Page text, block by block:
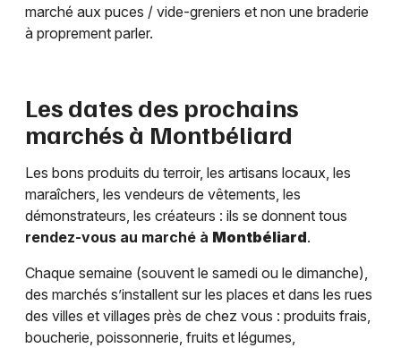
marché aux puces / vide-greniers et non une braderie
à proprement parler.
Les dates des prochains
marchés à Montbéliard
Les bons produits du terroir, les artisans locaux, les
maraîchers, les vendeurs de vêtements, les
démonstrateurs, les créateurs : ils se donnent tous
rendez-vous au marché à Montbéliard.
Chaque semaine (souvent le samedi ou le dimanche),
des marchés s’installent sur les places et dans les rues
des villes et villages près de chez vous : produits frais,
boucherie, poissonnerie, fruits et légumes,